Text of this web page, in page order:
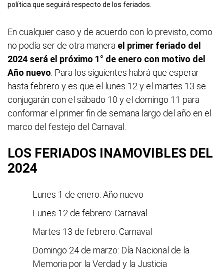
política que seguirá respecto de los feriados.
En cualquier caso y de acuerdo con lo previsto, como
no podía ser de otra manera el primer feriado del
2024 será el próximo 1° de enero con motivo del
Año nuevo . Para los siguientes habrá que esperar
hasta febrero y es que el lunes 12 y el martes 13 se
conjugarán con el sábado 10 y el domingo 11 para
conformar el primer fin de semana largo del año en el
marco del festejo del Carnaval.
LOS FERIADOS INAMOVIBLES DEL
2024
Lunes 1 de enero: Año nuevo
Lunes 12 de febrero: Carnaval
Martes 13 de febrero: Carnaval
Domingo 24 de marzo: Día Nacional de la
Memoria por la Verdad y la Justicia